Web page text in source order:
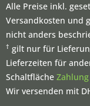
Alle Preise inkl.
Versandkosten und
nicht anders
† gilt nur für
Lieferzeiten für
Schaltfläche
Wir versenden mit